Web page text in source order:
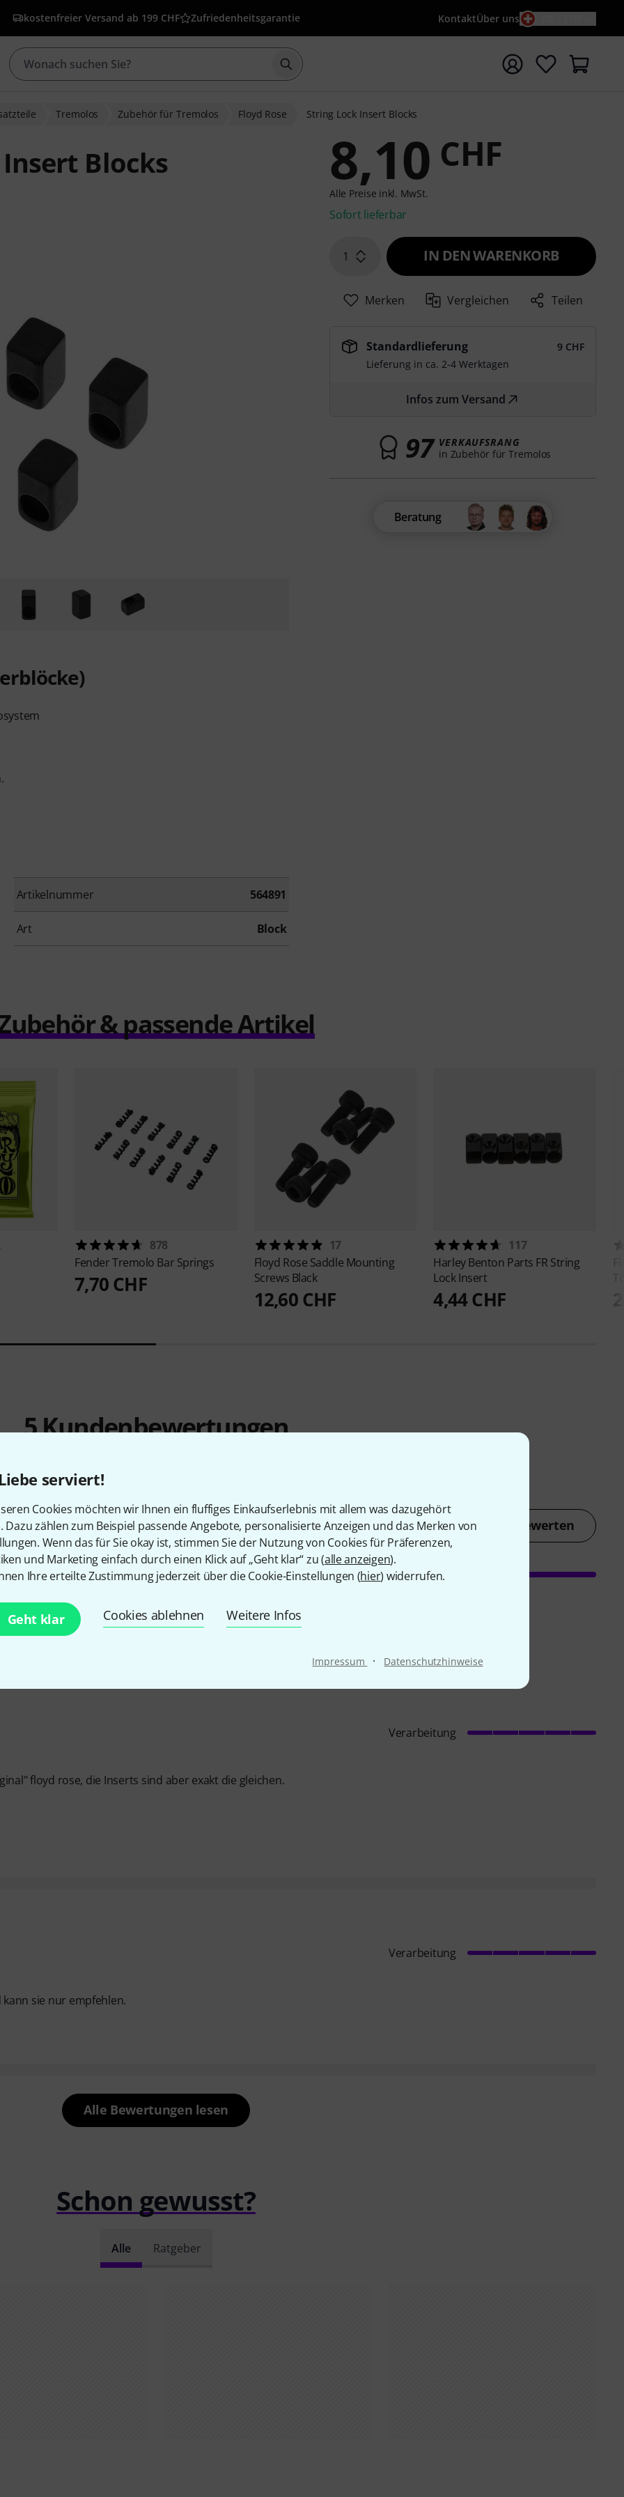
serviert!
Cookies möchten wir Ihnen ein fluffiges Einkaufserlebnis mit allem was dazugehört
Dazu zählen zum Beispiel passende Angebote, personalisierte Anzeigen und das Merken von
Wenn das für Sie okay ist, stimmen Sie der Nutzung von Cookies für Präferenzen,
und Marketing einfach durch einen Klick auf „Geht klar“ zu (alle anzeigen).
Ihre erteilte Zustimmung jederzeit über die Cookie-Einstellungen (hier) widerrufen.
Geht klar Cookies ablehnen Weitere Infos
Impressum · Datenschutzhinweise
kostenfreier Versand ab 199 CHF Zufriedenheitsgarantie KontaktÜber uns
Suche mit Suchwort {searchTerm} starten
Tremolos Zubehör für Tremolos Floyd Rose String Lock Insert Blocks
Blocks
Artikelnummer 564891
Art Block
8,10 CHF
Alle Preise inkl. MwSt.
Sofort lieferbar
1 IN DEN WARENKORB
Merken Vergleichen Teilen
Standardlieferung
9 CHF
Lieferung in ca. 2-4 Werktagen
Infos zum Versand
97 VERKAUFSRANG
in Zubehör für Tremolos
Beratung
& passende Artikel
878
FenderTremolo Bar Springs
7,70 CHF
17
Floyd Rose Saddle Mounting
Screws Black
12,60 CHF
117
Harley Benton Parts FR String
Lock Insert
4,44 CHF
5Kundenbewertungen
4.8/ 5 Jetzt bewerten
floyd rose, die Inserts sind aber exakt die gleichen.
Verarbeitung
sie nur empfehlen.
Verarbeitung
Alle Bewertungen lesen
Schon gewusst?
Alle Ratgeber